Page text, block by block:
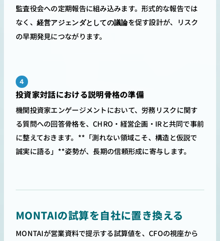
監査役会への定期報告に組み込みます。形式的な報告では
なく、 経営アジェンダとしての議論を促す設計が、リスク
の早期発見につながります。
4
投資家対話における説明骨格の準備
機関投資家エンゲージメントにおいて、労務リスクに関す
る質問への回答骨格を、CHRO・経営企画・IRと共同で事前
に整えておきます。**「測れない領域こそ、構造と仮説で
誠実に語る」**姿勢が、長期の信頼形成に寄与します。
MONTAIの試算を自社に置き換える
MONTAIが営業資料で提示する試算値を、CFOの視座から